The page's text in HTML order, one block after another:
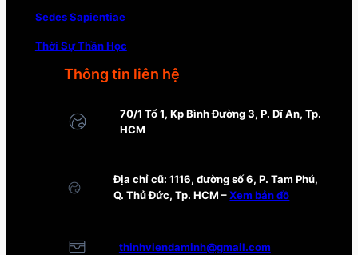
Sedes Sapientiae
Thời Sự Thần Học
Thông tin liên hệ
70/1 Tổ 1, Kp Bình Đường 3, P. Dĩ An, Tp.
HCM
Địa chỉ cũ: 1116, đường số 6, P. Tam Phú,
Q. Thủ Đức, Tp. HCM –Xem bản đồ
thinhviendaminh@gmail.com